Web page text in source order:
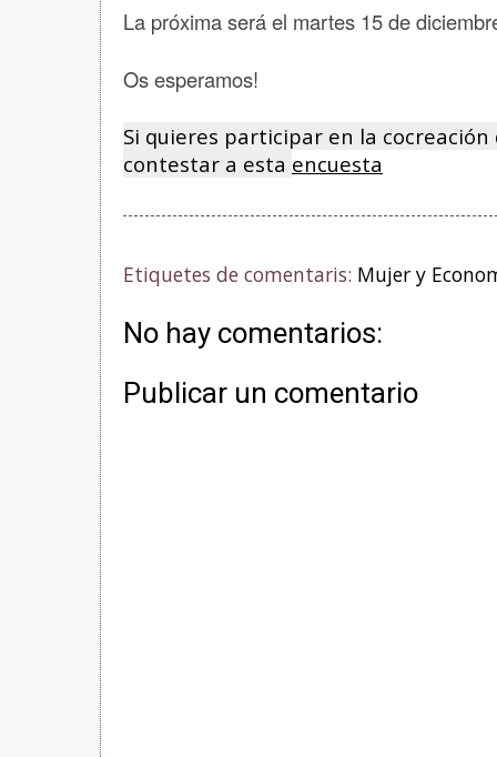
La próxima será el martes 15 de
Os esperamos!
Si quieres participar en la cocreación
contestar a esta encuesta
Etiquetes de comentaris: Mujer y
No hay comentarios:
Publicar un comentario